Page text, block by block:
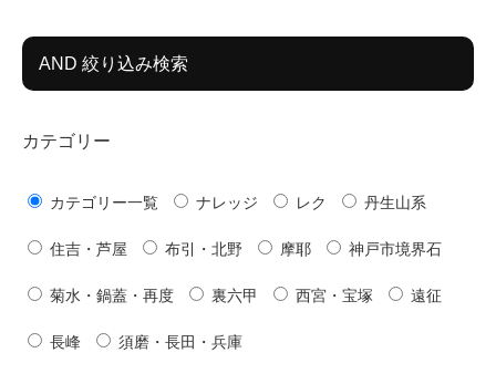
AND 絞り込み検索
カテゴリー
カテゴリー一覧 ナレッジ レク 丹生山系
住吉・芦屋 布引・北野 摩耶 神戸市境界石
菊水・鍋蓋・再度 裏六甲 西宮・宝塚 遠征
長峰 須磨・長田・兵庫